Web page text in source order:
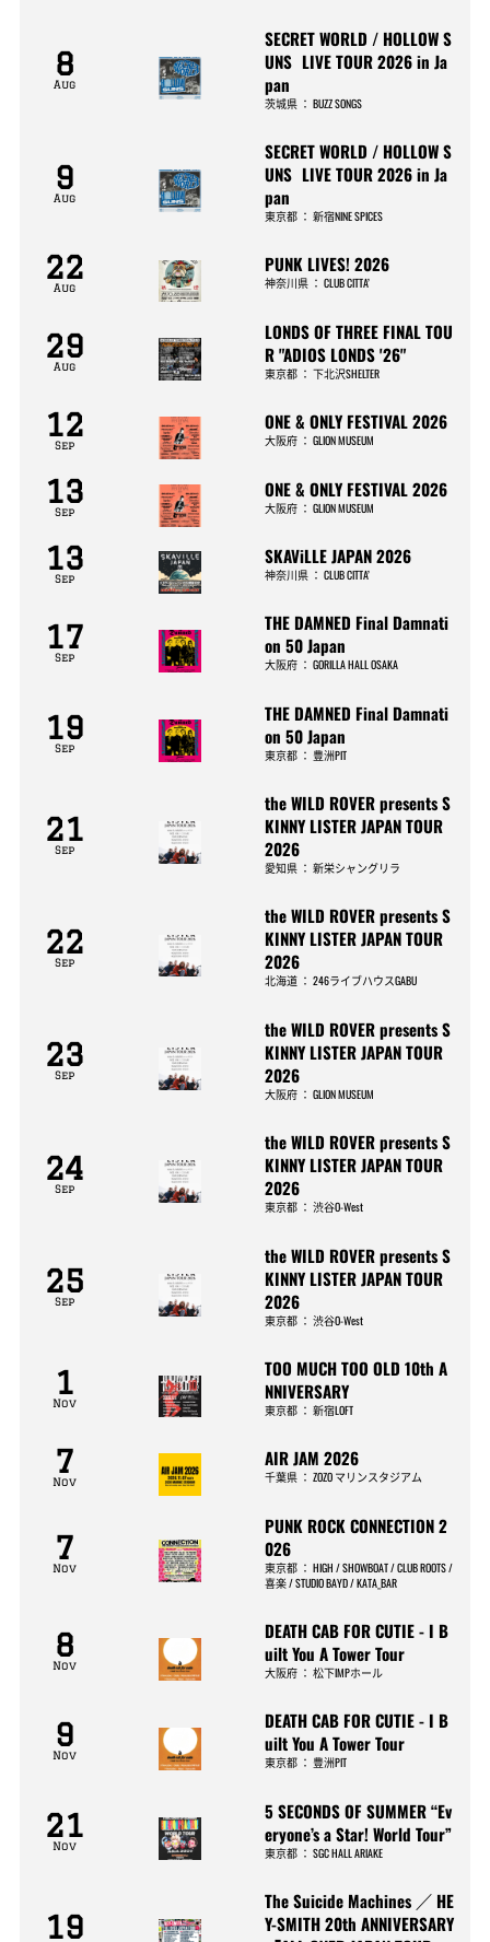
8
Aug
SECRET WORLD / HOLLOW S
UNS LIVE TOUR 2026 in Ja
pan
茨城県 ：BUZZ SONGS
9
Aug
SECRET WORLD / HOLLOW S
UNS LIVE TOUR 2026 in Ja
pan
東京都 ：新宿NINE SPICES
22
Aug
PUNK LIVES! 2026
神奈川県 ：CLUB CITTA’
29
Aug
LONDS OF THREE FINAL TOU
R "ADIOS LONDS '26"
東京都 ：下北沢SHELTER
12
Sep
ONE & ONLY FESTIVAL 2026
大阪府 ：GLION MUSEUM
13
Sep
ONE & ONLY FESTIVAL 2026
大阪府 ：GLION MUSEUM
13
Sep
SKAViLLE JAPAN 2026
神奈川県 ：CLUB CITTA’
17
Sep
THE DAMNED Final Damnati
on 50 Japan
大阪府 ：GORILLA HALL OSAKA
19
Sep
THE DAMNED Final Damnati
on 50 Japan
東京都 ：豊洲PIT
21
Sep
the WILD ROVER presents S
KINNY LISTER JAPAN TOUR
2026
愛知県 ：新栄シャングリラ
22
Sep
the WILD ROVER presents S
KINNY LISTER JAPAN TOUR
2026
北海道 ：246ライブハウスGABU
23
Sep
the WILD ROVER presents S
KINNY LISTER JAPAN TOUR
2026
大阪府 ：GLION MUSEUM
24
Sep
the WILD ROVER presents S
KINNY LISTER JAPAN TOUR
2026
東京都 ：渋谷O-West
25
Sep
the WILD ROVER presents S
KINNY LISTER JAPAN TOUR
2026
東京都 ：渋谷O-West
1
Nov
TOO MUCH TOO OLD 10th A
NNIVERSARY
東京都 ：新宿LOFT
7
Nov
AIR JAM 2026
千葉県 ：ZOZO マリンスタジアム
7
Nov
PUNK ROCK CONNECTION 2
026
東京都 ：HIGH / SHOWBOAT / CLUB ROOTS /
喜楽 / STUDIO BAYD / KATA_BAR
8
Nov
DEATH CAB FOR CUTIE - I B
uilt You A Tower Tour
大阪府 ：松下IMPホール
9
Nov
DEATH CAB FOR CUTIE - I B
uilt You A Tower Tour
東京都 ：豊洲PIT
21
Nov
5 SECONDS OF SUMMER “Ev
eryone’s a Star! World Tour”
東京都 ：SGC HALL ARIAKE
19
The Suicide Machines ／ HE
Y-SMITH 20th ANNIVERSARY